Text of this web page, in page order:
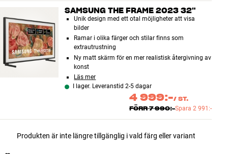
Bygg med ljud
Företag
SAMSUNG THE FRAME 2023 32"
Unik design med ett otal möjligheter att visa
bilder
Ramar i olika färger och stilar finns som
extrautrustning
Ny matt skärm för en mer realistisk återgivning av
konst
Läs mer
I lager. Leveranstid 2-5 dagar
4 999:-/ ST.
FÖRR7 990:-Spara 2 991:-
Produkten är inte längre tillgänglig i vald färg eller variant